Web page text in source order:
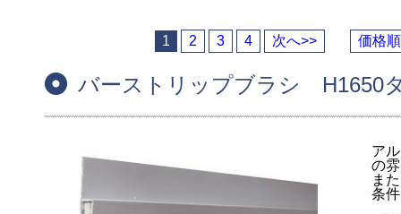
1 2 3 4 次へ>> 価格順
バーストリップブラシ H1650
ア
の
ま
条